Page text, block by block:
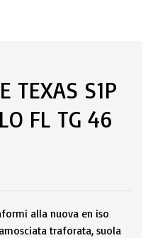
TEXAS S1P
FL TG 46
alla nuova en iso
traforata, suola